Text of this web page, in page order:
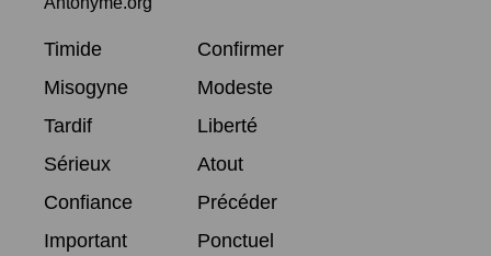
Timide
Confirmer
Misogyne
Modeste
Tardif
Liberté
Sérieux
Atout
Confiance
Précéder
Important
Ponctuel